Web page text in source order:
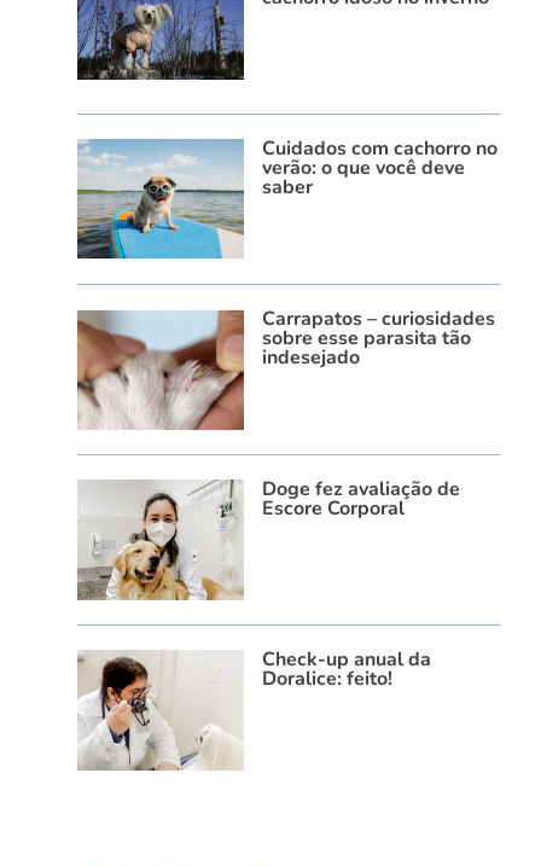
Cuidados com cachorro no
verão: o que você deve
saber
Carrapatos – curiosidades
sobre esse parasita tão
indesejado
Doge fez avaliação de
Escore Corporal
Check-up anual da
Doralice: feito!